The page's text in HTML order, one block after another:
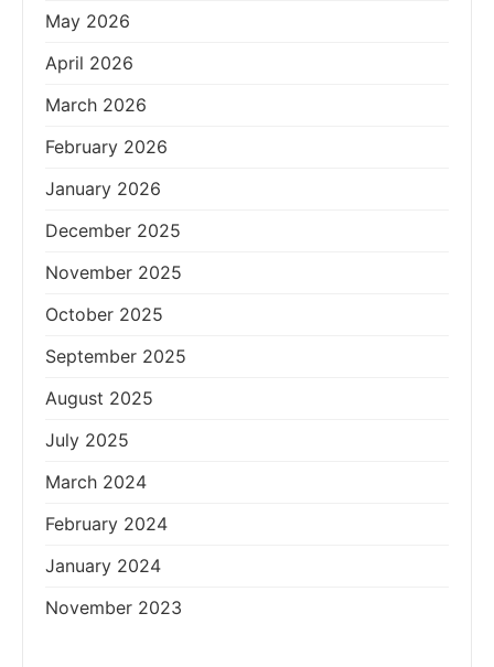
May 2026
April 2026
March 2026
February 2026
January 2026
December 2025
November 2025
October 2025
September 2025
August 2025
July 2025
March 2024
February 2024
January 2024
November 2023